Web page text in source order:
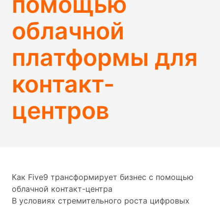
облачной
платформы для
контакт-
центров
Как Five9 трансформирует бизнес с помощью
облачной контакт-центра
В условиях стремительного роста цифровых